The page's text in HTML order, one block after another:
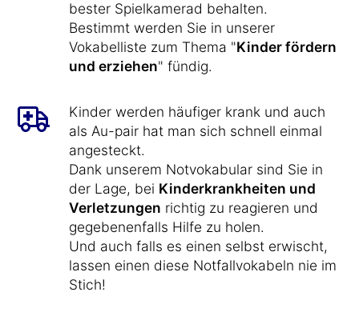
bester Spielkamerad behalten.
Bestimmt werden Sie in unserer
Vokabelliste zum Thema "Kinder fördern
und erziehen" fündig.
Kinder werden häufiger krank und auch
als Au-pair hat man sich schnell einmal
angesteckt.
Dank unserem Notvokabular sind Sie in
der Lage, bei Kinderkrankheiten und
Verletzungen richtig zu reagieren und
gegebenenfalls Hilfe zu holen.
Und auch falls es einen selbst erwischt,
lassen einen diese Notfallvokabeln nie im
Stich!